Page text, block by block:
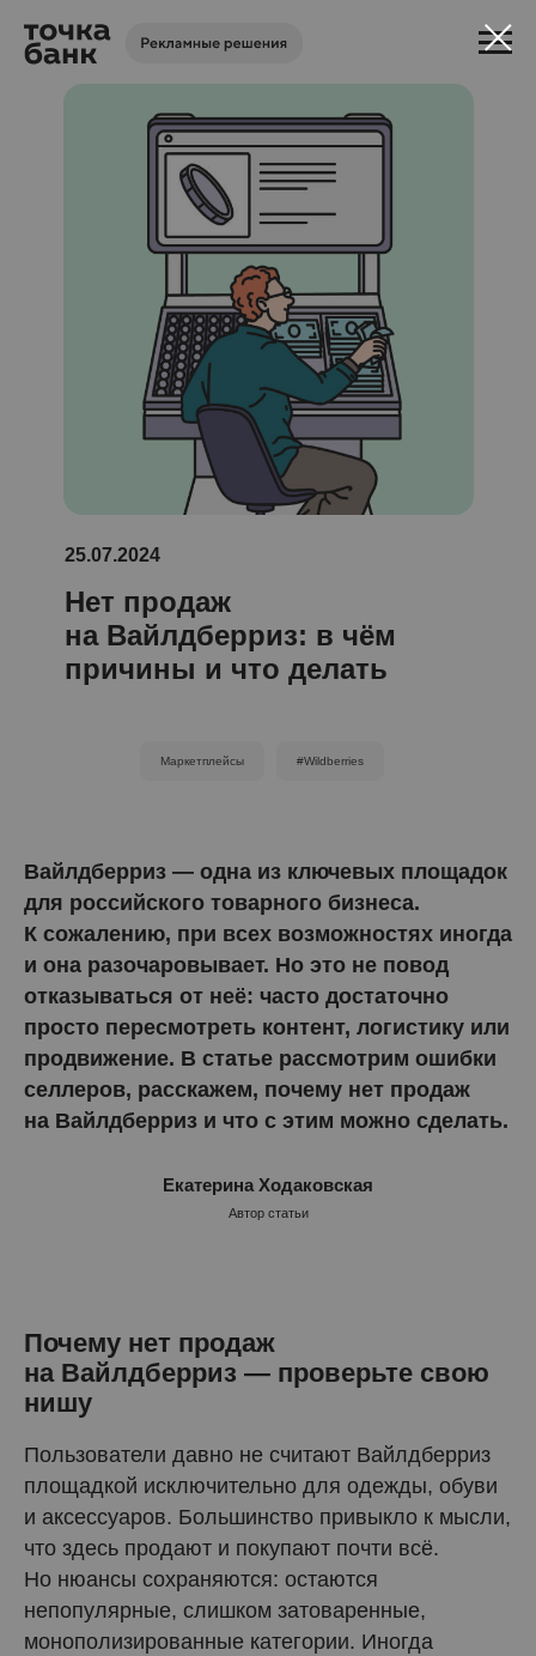
Нет продаж
на Вайлдберриз: в чём
причины и что делать
25.07.2024
Маркетплейсы #Wildberries
Вайлдберриз — одна из ключевых площадок
для российского товарного бизнеса.
К сожалению, при всех возможностях иногда
и она разочаровывает. Но это не повод
отказываться от неё: часто достаточно
просто пересмотреть контент, логистику или
продвижение. В статье рассмотрим ошибки
селлеров, расскажем, почему нет продаж
на Вайлдберриз и что с этим можно сделать.
Екатерина Ходаковская
Автор статьи
Почему нет продаж
на Вайлдберриз — проверьте свою
нишу
Пользователи давно не считают Вайлдберриз
площадкой исключительно для одежды, обуви
и аксессуаров. Большинство привыкло к мысли,
что здесь продают и покупают почти всё.
Но нюансы сохраняются: остаются
непопулярные, слишком затоваренные,
монополизированные категории. Иногда